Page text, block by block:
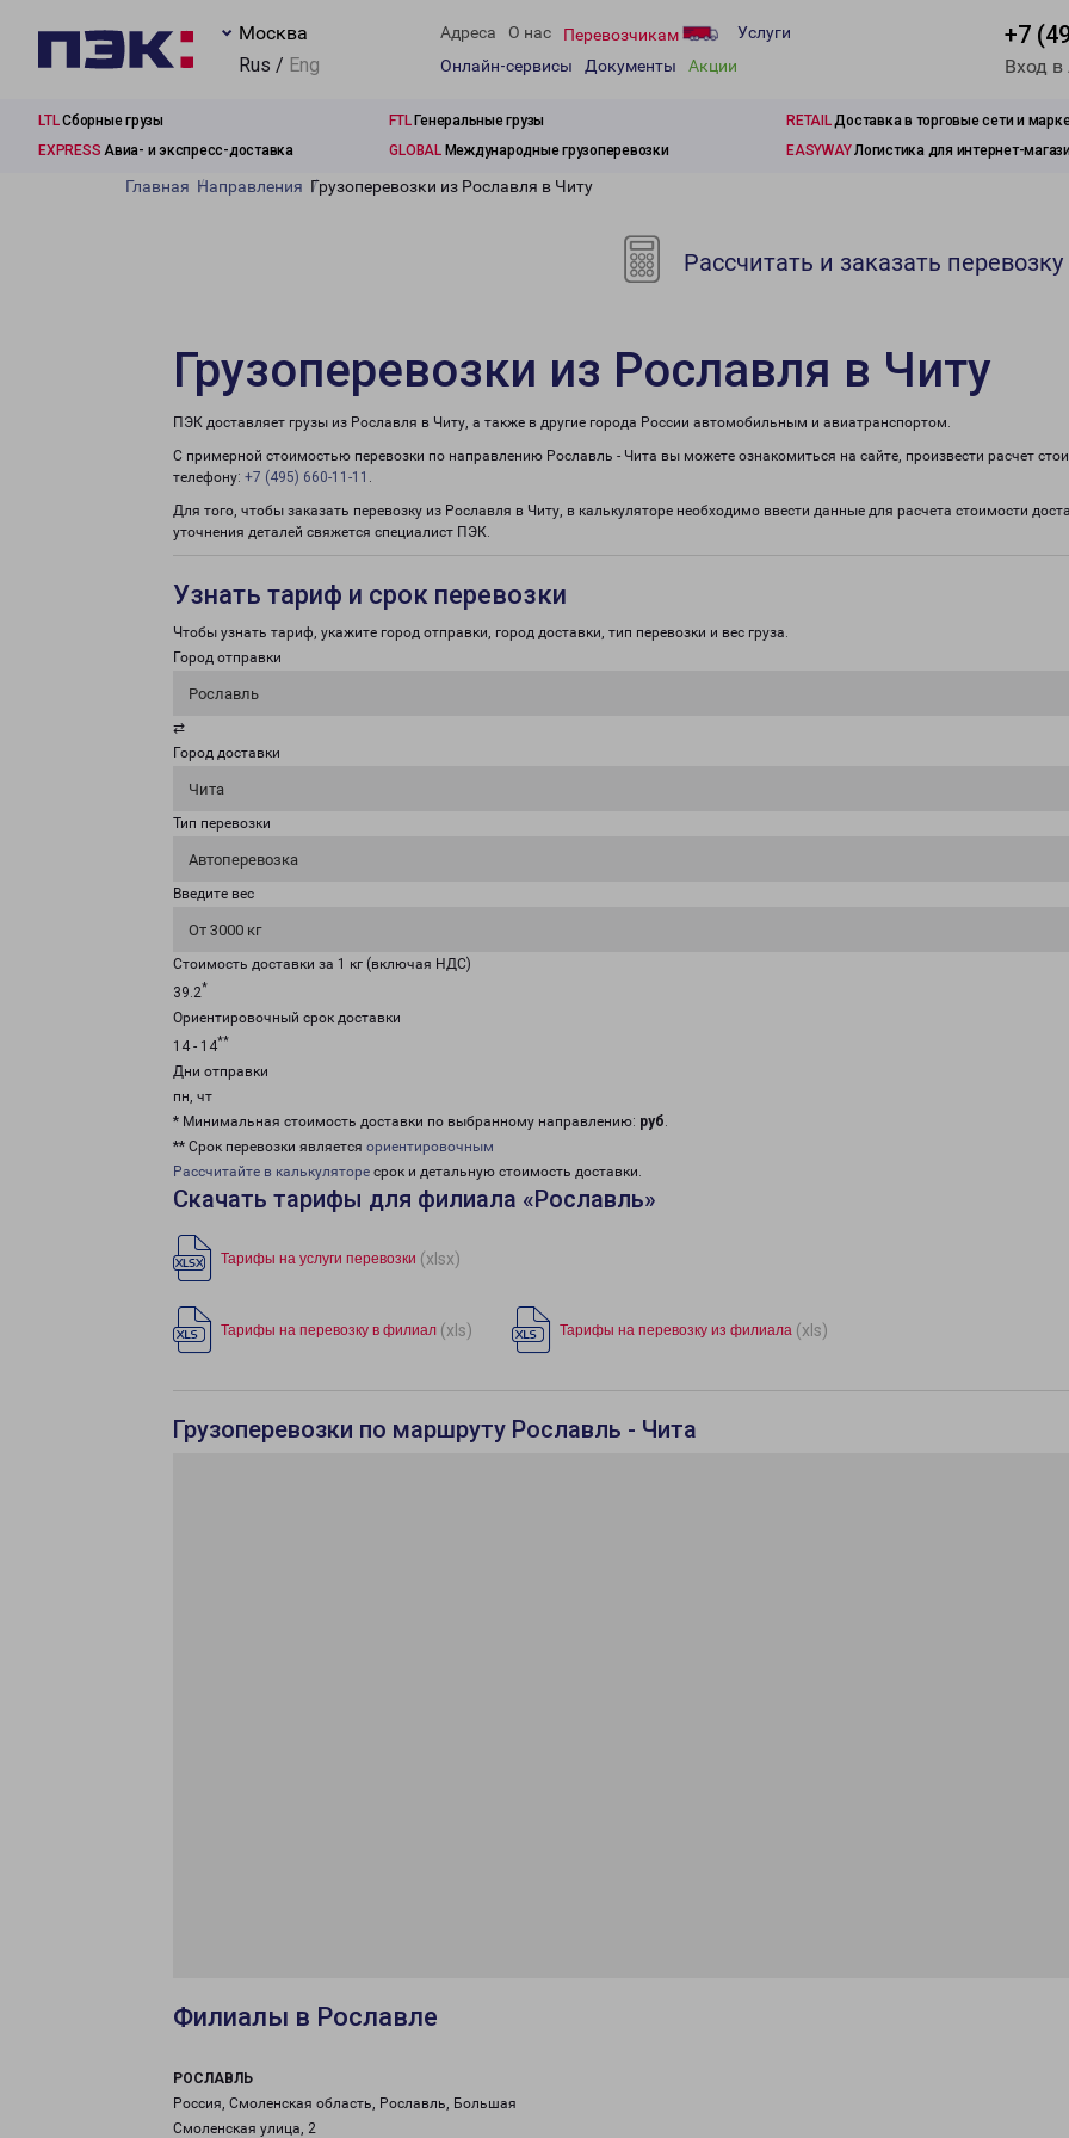
Москва
Rus / Eng
Адреса О нас Перевозчикам
Услуги
Онлайн-сервисы
Документы Акции
+7
Вход
LTLСборные грузы FTLГенеральные грузы RETAILДоставка в торговые сети и
EXPRESS Авиа- и экспресс-доставка GLOBALМеждународные грузоперевозки EASYWAYЛогистика для интернет-
Главная Направления Грузоперевозки из Рославля в Читу
Рассчитать и заказать перевозку
Грузоперевозки из Рославля в Читу
ПЭК доставляет грузы из Рославля в Читу, а также в другие города России автомобильным и авиатранспортом.
С примерной стоимостью перевозки по направлению Рославль - Чита вы можете ознакомиться на сайте, произвести расчет
телефону: +7 (495) 660-11-11 .
Для того, чтобы заказать перевозку из Рославля в Читу, в калькуляторе необходимо ввести данные для расчета стоимости
уточнения деталей свяжется специалист ПЭК.
Узнать тариф и срок перевозки
Чтобы узнать тариф, укажите город отправки, город доставки, тип перевозки и вес груза.
Город отправки
Рославль
⇄
Город доставки
Чита
Тип перевозки
Автоперевозка
Введите вес
От 3000 кг
Стоимость доставки за 1 кг (включая НДС)
39.2*
Ориентировочный срок доставки
14 - 14**
Дни отправки
пн, чт
* Минимальная стоимость доставки по выбранному направлению: руб.
** Срок перевозки является ориентировочным
Рассчитайте в калькуляторе срок и детальную стоимость доставки.
Скачать тарифы для филиала «Рославль»
Тарифы на услуги перевозки (xlsx)
Тарифы на перевозку в филиал (xls) Тарифы на перевозку из филиала (xls)
Грузоперевозки по маршруту Рославль - Чита
Филиалы в Рославле
РОСЛАВЛЬ
Россия, Смоленская область, Рославль, Большая
Смоленская улица, 2